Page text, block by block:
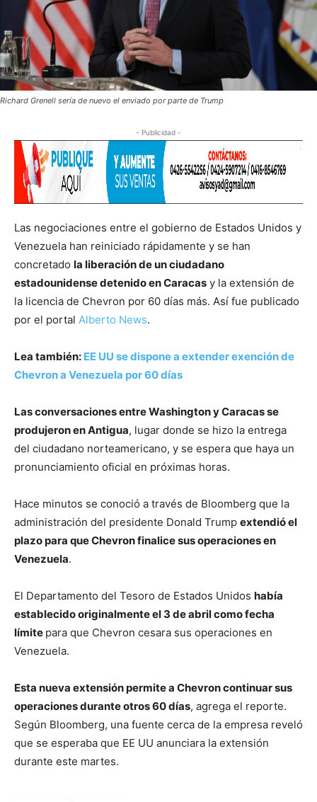
Richard Grenell sería de nuevo el enviado por parte de Trump
- Publicidad -
Las negociaciones entre el gobierno de Estados Unidos y
Venezuela han reiniciado rápidamente y se han
concretado la liberación de un ciudadano
estadounidense detenido en Caracas y la extensión de
la licencia de Chevron por 60 días más. Así fue publicado
por el portal Alberto News.
Lea también: EE UU se dispone a extender exención de
Chevron a Venezuela por 60 días
Las conversaciones entre Washington y Caracas se
produjeron en Antigua, lugar donde se hizo la entrega
del ciudadano norteamericano, y se espera que haya un
pronunciamiento oficial en próximas horas.
Hace minutos se conoció a través de Bloomberg que la
administración del presidente Donald Trump extendió el
plazo para que Chevron finalice sus operaciones en
Venezuela.
El Departamento del Tesoro de Estados Unidos había
establecido originalmente el 3 de abril como fecha
límite para que Chevron cesara sus operaciones en
Venezuela.
Esta nueva extensión permite a Chevron continuar sus
operaciones durante otros 60 días, agrega el reporte.
Según Bloomberg, una fuente cerca de la empresa reveló
que se esperaba que EE UU anunciara la extensión
durante este martes.